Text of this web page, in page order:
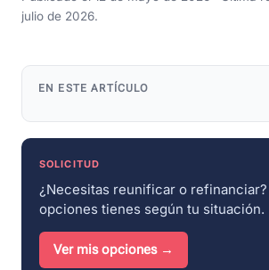
julio de 2026.
EN ESTE ARTÍCULO
SOLICITUD
¿Necesitas reunificar o
opciones tienes según tu situación.
Ver mis opciones →